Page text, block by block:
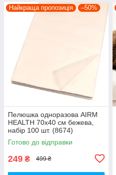
Найкраща пропозиція –50%
Пелюшка одноразова AIRM
HEALTH 70х40 см бежева,
набір 100 шт. (8674)
Готово до відправки
249 ₴ 499 ₴